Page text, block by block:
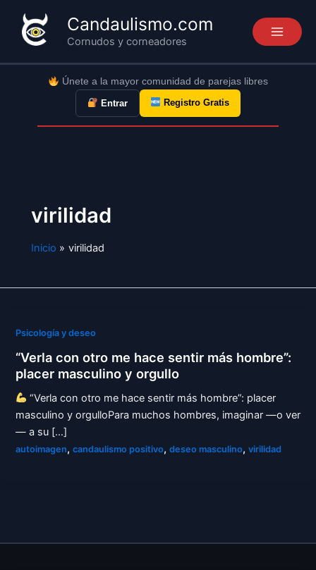
contenido
Candaulismo.com
Cornudos y corneadores
Únete a la mayor comunidad de parejas libres
Entrar Registro Gratis
virilidad
Inicio virilidad
Psicología y deseo
“Verla con otro me hace sentir más hombre”:
placer masculino y orgullo
“Verla con otro me hace sentir más hombre”: placer
masculino y orgulloPara muchos hombres, imaginar —o ver
— a su […]
autoimagen, candaulismo positivo, deseo masculino, virilidad